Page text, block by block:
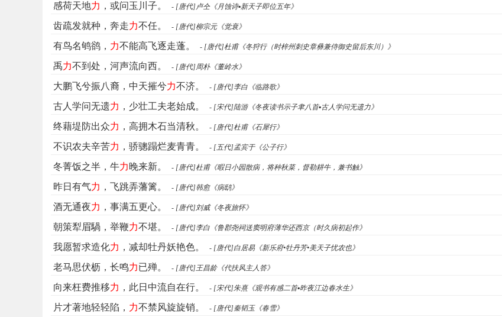
感荷天地力 ，或问玉川子。 - [唐代]卢仝《月蚀诗▪新天子即位五年》
齿疏发就种，奔走力不任。 - [唐代]柳宗元《觉衰》
有鸟名鸲鹆， 力不能高飞逐走蓬。 - [唐代]杜甫《冬狩行（时梓州刺史章彝兼侍御史留后东川）》
禹力不到处，河声流向西。 - [唐代]周朴《董岭水》
大鹏飞兮振八裔，中天摧兮力不济。 - [唐代]李白《临路歌》
古人学问无遗力 ，少壮工夫老始成。 - [宋代]陆游《冬夜读书示子聿八首▪古人学问无遗力》
终藉堤防出众力 ，高拥木石当清秋。 - [唐代]杜甫《石犀行》
不识农夫辛苦力 ，骄骢蹋烂麦青青。 - [五代]孟宾于《公子行》
冬菁饭之半，牛力晚来新。 - [唐代]杜甫《暇日小园散病，将种秋菜，督勒耕牛，兼书触》
昨日有气力 ，飞跳弄藩篱。 - [唐代]韩愈《病鸱》
酒无通夜力 ，事满五更心。 - [唐代]刘威《冬夜旅怀》
朝策犁眉騧，举鞭力不堪。 - [唐代]李白《鲁郡尧祠送窦明府薄华还西京（时久病初起作》
我愿暂求造化力 ，减却牡丹妖艳色。 - [唐代]白居易《新乐府•牡丹芳•美天子忧农也》
老马思伏枥，长鸣力已殚。 - [唐代]王昌龄《代扶风主人答》
向来枉费推移力 ，此日中流自在行。 - [宋代]朱熹《观书有感二首▪昨夜江边春水生》
片才著地轻轻陷， 力不禁风旋旋销。 - [唐代]秦韬玉《春雪》